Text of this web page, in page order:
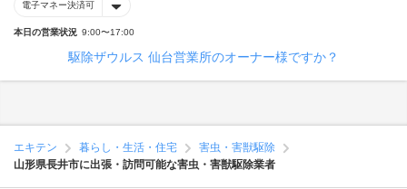
電子マネー決済可
本日の営業状況 9:00〜17:00
駆除ザウルス 仙台営業所のオーナー様ですか？
エキテン 暮らし・生活・住宅
害虫・害獣駆除
山形県長井市に出張・訪問可能な害虫・害獣駆除業者